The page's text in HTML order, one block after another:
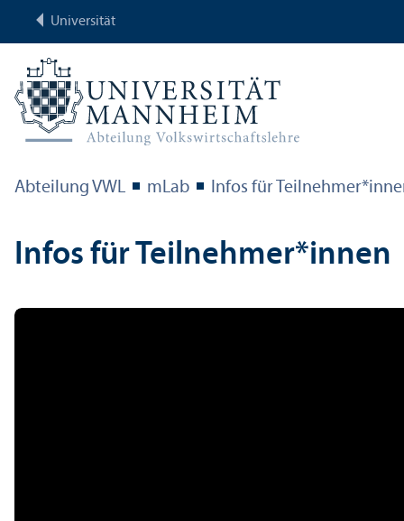
Universität
Abteilung VWL mLab Infos für
Infos für Teilnehmer*innen